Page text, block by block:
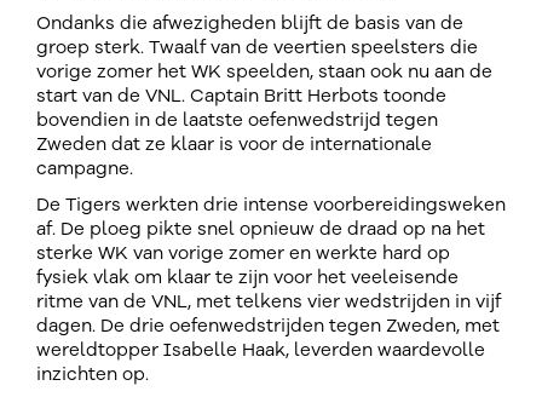
Ondanks die afwezigheden blijft de basis van de
groep sterk. Twaalf van de veertien speelsters die
vorige zomer het WK speelden, staan ook nu aan de
start van de VNL. Captain Britt Herbots toonde
bovendien in de laatste oefenwedstrijd tegen
Zweden dat ze klaar is voor de internationale
campagne.
De Tigers werkten drie intense voorbereidingsweken
af. De ploeg pikte snel opnieuw de draad op na het
sterke WK van vorige zomer en werkte hard op
fysiek vlak om klaar te zijn voor het veeleisende
ritme van de VNL, met telkens vier wedstrijden in vijf
dagen. De drie oefenwedstrijden tegen Zweden, met
wereldtopper Isabelle Haak, leverden waardevolle
inzichten op.